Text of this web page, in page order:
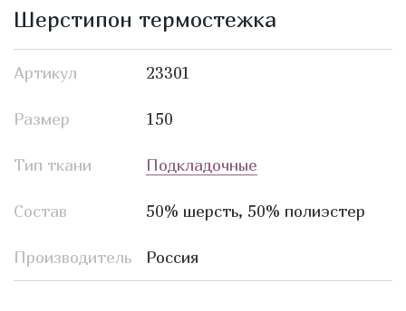
Шерстипон термостежка
Артикул 23301
Размер 150
Тип ткани Подкладочные
Состав 50% шерсть, 50% полиэстер
Производитель Россия